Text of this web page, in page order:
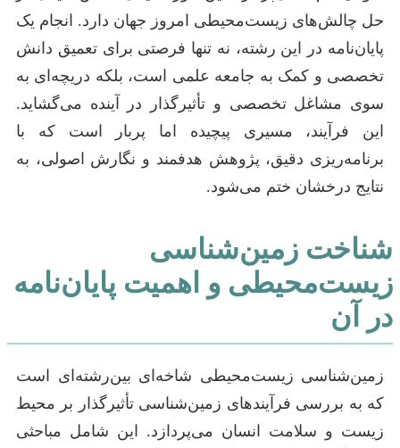
حل چالش‌های زیست‌محیطی امروز جهان دارد. انجام یک
پایان‌نامه در این رشته، نه تنها فرصتی برای تعمیق دانش
تخصصی و کمک به جامعه علمی است، بلکه دریچه‌ای به
سوی مشاغل تخصصی و تأثیرگذار در آینده می‌گشاید.
این فرآیند، مسیری پیچیده اما پربار است که با
برنامه‌ریزی دقیق، پژوهش هدفمند و نگارش اصولی، به
نتایج درخشان ختم می‌شود.
شناخت زمین‌شناسی
زیست‌محیطی و اهمیت پایان‌نامه
در آن
زمین‌شناسی زیست‌محیطی شاخه‌ای بین‌رشته‌ای است
که به بررسی فرآیندهای زمین‌شناسی تأثیرگذار بر محیط
زیست و سلامت انسان می‌پردازد. این شامل مباحثی